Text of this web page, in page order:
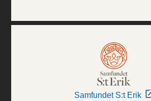
Samfundet S:t Erik